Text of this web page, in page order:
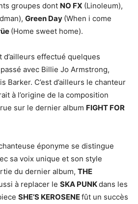
groupes dont NO FX (Linoleum),
Green Day (When i come
(Home sweet home).
d’ailleurs effectué quelques
avec Billie Jo Armstrong,
Barker. C’est d’ailleurs le chanteur
à l’origine de la composition
sur le dernier album FIGHT FOR
éponyme se distingue
sa voix unique et son style
du dernier album, THE
à replacer le SKA PUNKdans les
SHE’S KEROSENEfût un succès